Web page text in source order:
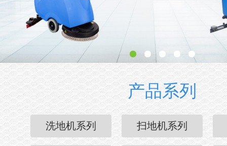
产品系列
洗地机系列 扫地机系列